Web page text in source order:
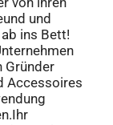
und
ins Bett!
Gründer
Accessoires